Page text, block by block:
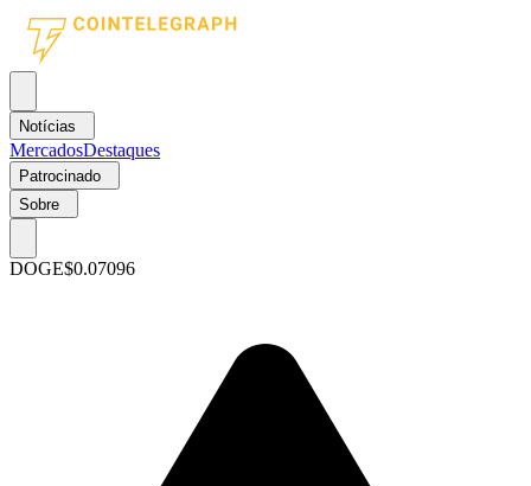
Notícias
MercadosDestaques
Patrocinado
Sobre
DOGE$0.07096